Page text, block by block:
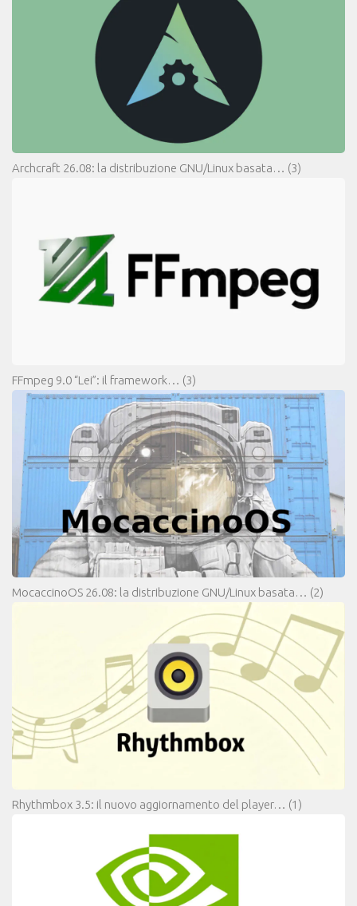
Archcraft 26.08: la distribuzione GNU/Linux basata… (3)
FFmpeg 9.0 “Lei”: il framework… (3)
MocaccinoOS 26.08: la distribuzione GNU/Linux basata… (2)
Rhythmbox 3.5: il nuovo aggiornamento del player… (1)